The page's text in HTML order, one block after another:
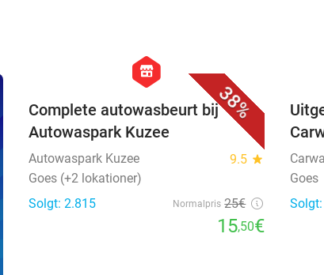
38%
hexagon
store
Complete autowasbeurt bij
Autowaspark Kuzee
Autowaspark Kuzee 9.5 star
Goes (+2 lokationer)
Solgt: 2.815
Normalpris 25€
15,50€
Goes